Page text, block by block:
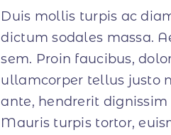
Duis mollis turpis ac
dictum sodales massa.
sem. Proin faucibus,
ullamcorper tellus justo
ante, hendrerit
Mauris turpis tortor,